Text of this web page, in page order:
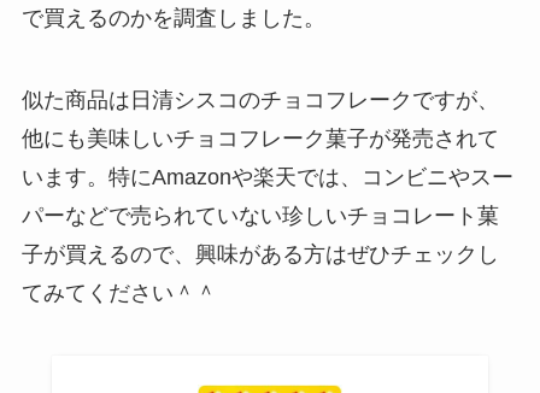
で買えるのかを調査しました。
似た商品は日清シスコのチョコフレークですが、
他にも美味しいチョコフレーク菓子が発売されて
います。特にAmazonや楽天では、コンビニやスー
パーなどで売られていない珍しいチョコレート菓
子が買えるので、興味がある方はぜひチェックし
てみてください＾＾